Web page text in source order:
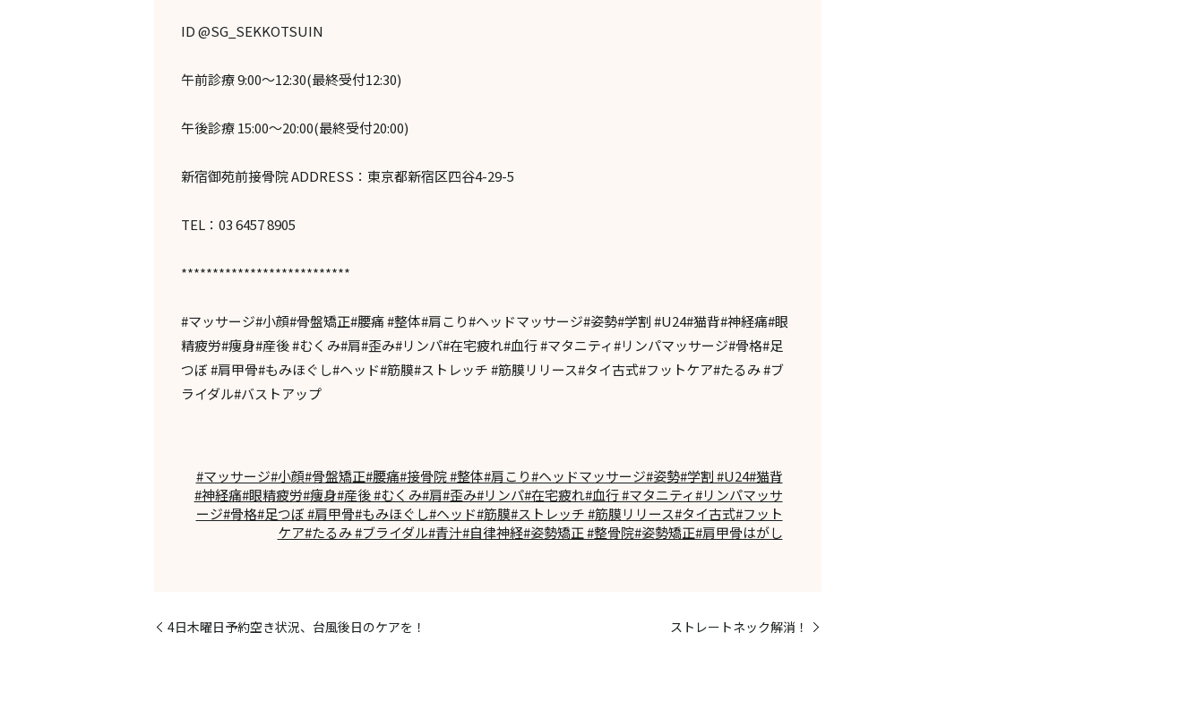
ID @SG_SEKKOTSUIN
午前診療 9:00～12:30(最終受付12:30)
午後診療 15:00～20:00(最終受付20:00)
新宿御苑前接骨院 ADDRESS：東京都新宿区四谷4-29-5
TEL：03 6457 8905
***************************
#マッサージ#小顔#骨盤矯正#腰痛 #整体#肩こり#ヘッドマッサージ#姿勢#学割 #U24#猫背#神経痛#眼
精疲労#痩身#産後 #むくみ#肩#歪み#リンパ#在宅疲れ#血行 #マタニティ#リンパマッサージ#骨格#足
つぼ #肩甲骨#もみほぐし#ヘッド#筋膜#ストレッチ #筋膜リリース#タイ古式#フットケア#たるみ #ブ
ライダル#バストアップ
#マッサージ#小顔#骨盤矯正#腰痛#接骨院 #整体#肩こり#ヘッドマッサージ#姿勢#学割 #U24#猫背
#神経痛#眼精疲労#痩身#産後 #むくみ#肩#歪み#リンパ#在宅疲れ#血行 #マタニティ#リンパマッサ
ージ#骨格#足つぼ #肩甲骨#もみほぐし#ヘッド#筋膜#ストレッチ #筋膜リリース#タイ古式#フット
ケア#たるみ #ブライダル#青汁#自律神経#姿勢矯正 #整骨院#姿勢矯正#肩甲骨はがし
4日木曜日予約空き状況、台風後日のケアを！ ストレートネック解消！